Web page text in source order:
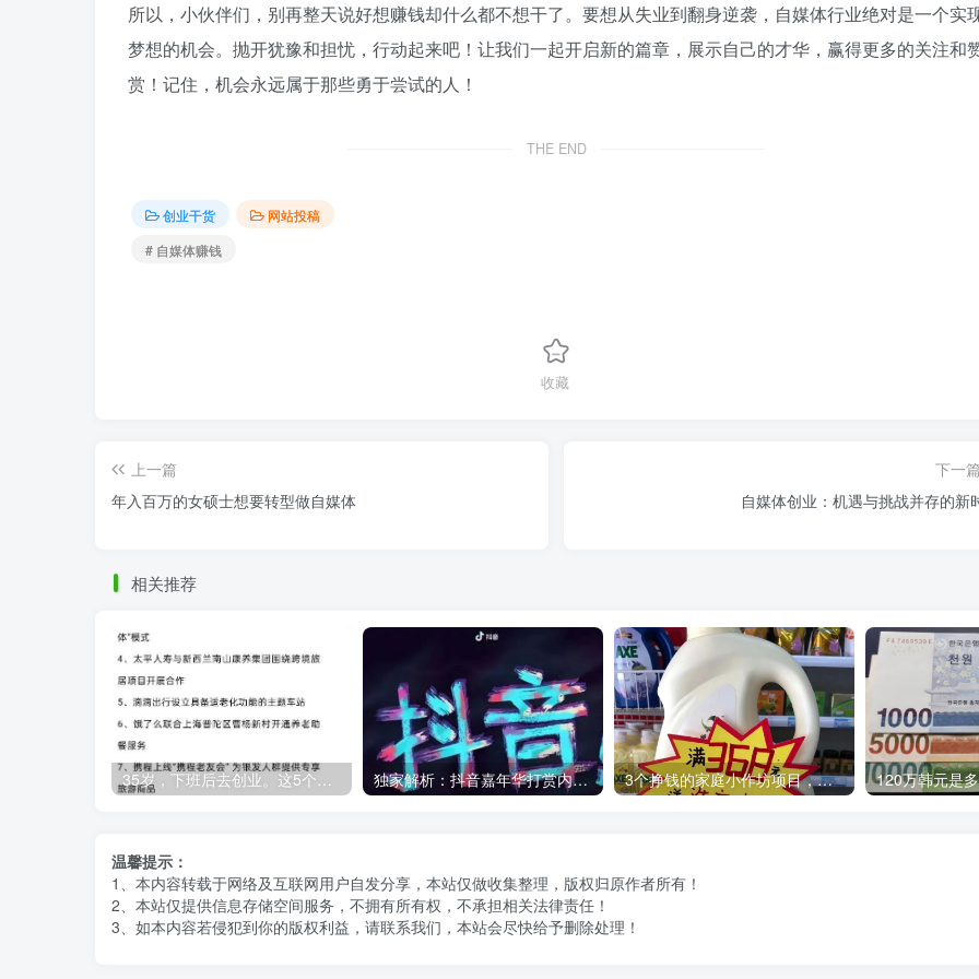
所以，小伙伴们，别再整天说好想赚钱却什么都不想干了。要想从失业到翻身逆袭，自媒体行业绝对是一个实
梦想的机会。抛开犹豫和担忧，行动起来吧！让我们一起开启新的篇章，展示自己的才华，赢得更多的关注和
赏！记住，机会永远属于那些勇于尝试的人！
THE END
创业干货
网站投稿
# 自媒体赚钱
收藏
上一篇
年入百万的女硕士想要转型做自媒体
下一篇
自媒体创业：机遇与挑战并存的新
相关推荐
独家解析：抖音嘉年华打赏内幕，你知道主播能拿多少吗？ 3个挣钱的家庭小作坊项目，万元左右就能启动，上手不难，赚钱容易
温馨提示：
1、本内容转载于网络及互联网用户自发分享，本站仅做收集整理，版权归原作者所有！
2、本站仅提供信息存储空间服务，不拥有所有权，不承担相关法律责任！
3、如本内容若侵犯到你的版权利益，请联系我们，本站会尽快给予删除处理！